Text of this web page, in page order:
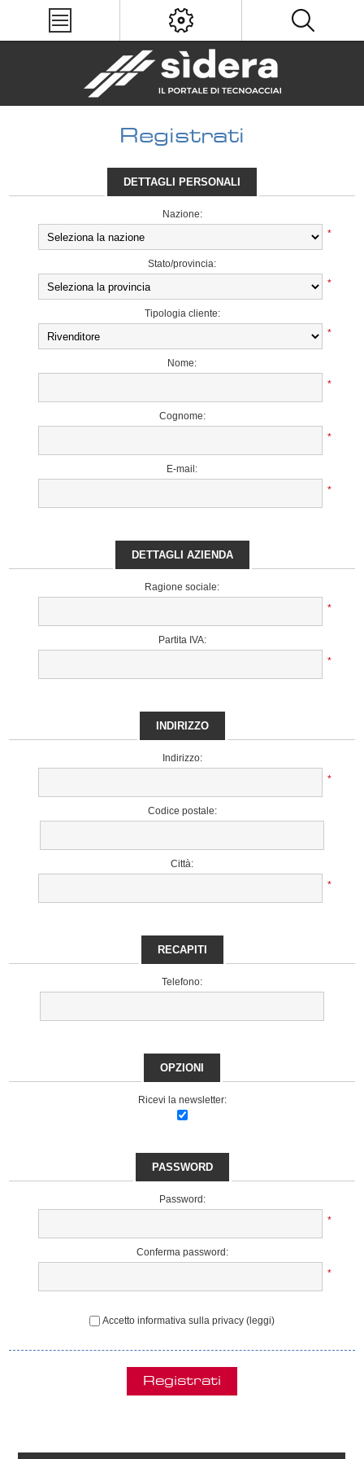
Registrati
DETTAGLI PERSONALI
Nazione:
*
Stato/provincia:
*
Tipologia cliente:
*
Nome:
*
Cognome:
*
E-mail:
*
DETTAGLI AZIENDA
Ragione sociale:
*
Partita IVA:
*
INDIRIZZO
Indirizzo:
*
Codice postale:
Città:
*
RECAPITI
Telefono:
OPZIONI
Ricevi la newsletter:
PASSWORD
Password:
*
Conferma password:
*
Accetto informativa sulla privacy (leggi)